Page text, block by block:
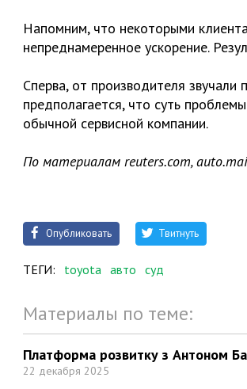
Напомним, что некоторыми
непреднамеренное ускорение.
Сперва, от производителя
предполагается, что суть
обычной сервисной компании.
По материалам reuters.com,
Опубликовать Твитнуть
ТЕГИ: toyota авто суд
Материалы по теме:
Платформа розвитку з Антоном
22 декабря 2025